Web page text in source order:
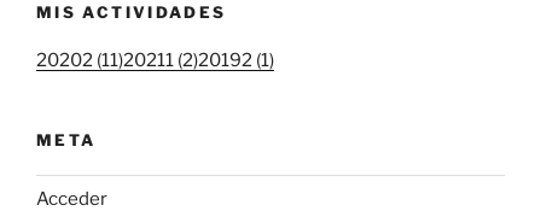
MIS ACTIVIDADES
20202 (11)20211 (2)20192 (1)
META
Acceder